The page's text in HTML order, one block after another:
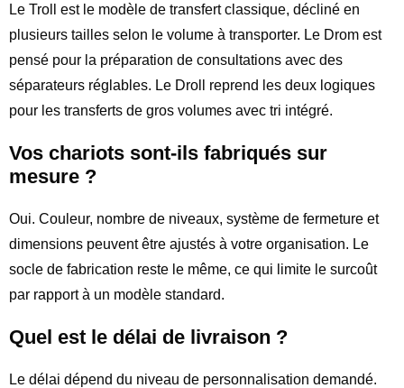
Le Troll est le modèle de transfert classique, décliné en
plusieurs tailles selon le volume à transporter. Le Drom est
pensé pour la préparation de consultations avec des
séparateurs réglables. Le Droll reprend les deux logiques
pour les transferts de gros volumes avec tri intégré.
Vos chariots sont-ils fabriqués sur
mesure ?
Oui. Couleur, nombre de niveaux, système de fermeture et
dimensions peuvent être ajustés à votre organisation. Le
socle de fabrication reste le même, ce qui limite le surcoût
par rapport à un modèle standard.
Quel est le délai de livraison ?
Le délai dépend du niveau de personnalisation demandé.